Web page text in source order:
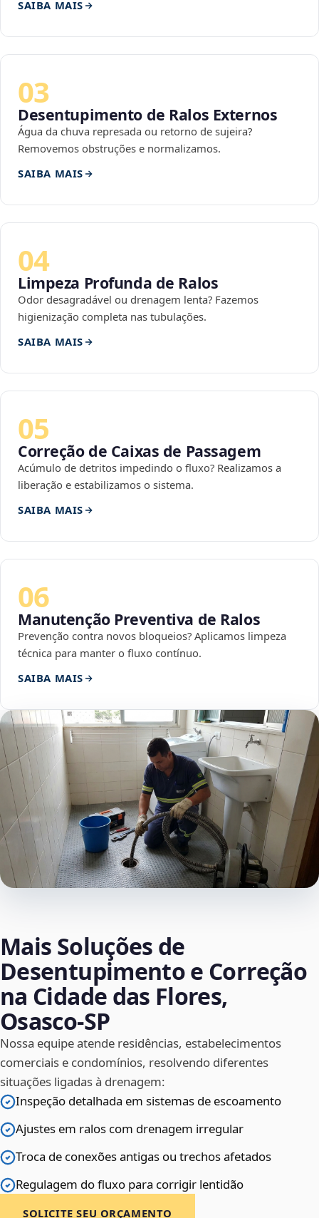
SAIBA MAIS
03
Desentupimento de Ralos Externos
Água da chuva represada ou retorno de sujeira?
Removemos obstruções e normalizamos.
SAIBA MAIS
04
Limpeza Profunda de Ralos
Odor desagradável ou drenagem lenta? Fazemos
higienização completa nas tubulações.
SAIBA MAIS
05
Correção de Caixas de Passagem
Acúmulo de detritos impedindo o fluxo? Realizamos a
liberação e estabilizamos o sistema.
SAIBA MAIS
06
Manutenção Preventiva de Ralos
Prevenção contra novos bloqueios? Aplicamos limpeza
técnica para manter o fluxo contínuo.
SAIBA MAIS
Mais Soluções de
Desentupimento e Correção
na Cidade das Flores,
Osasco‑SP
Nossa equipe atende residências, estabelecimentos
comerciais e condomínios, resolvendo diferentes
situações ligadas à drenagem:
Inspeção detalhada em sistemas de escoamento
Ajustes em ralos com drenagem irregular
Troca de conexões antigas ou trechos afetados
Regulagem do fluxo para corrigir lentidão
SOLICITE SEU ORÇAMENTO